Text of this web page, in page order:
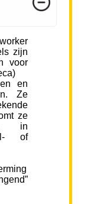
zijn
voor
en
Ze
ze
in
of